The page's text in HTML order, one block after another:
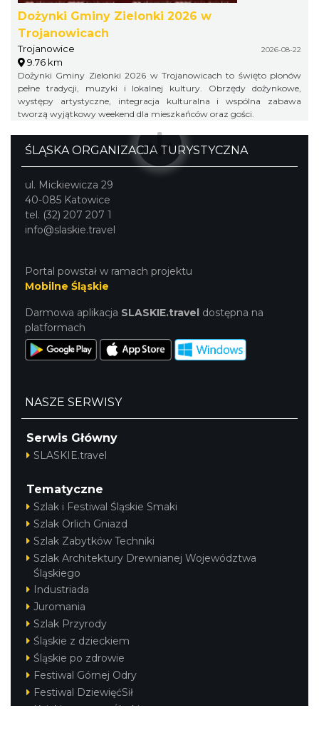
Dożynki Gminy Zielonki 2026 w
Trojanowicach
Trojanowice 2026-08-22
9.76 km
Dożynki Gminy Zielonki 2026 w Trojanowicach to święto plonów
pełne tradycji, muzyki i lokalnej kultury. Obrzędy dożynkowe,
występy artystyczne, integracja kulturalna i wspólna zabawa
tworzą wyjątkowy weekend dla mieszkańców oraz gości.
ŚLĄSKA ORGANIZACJA TURYSTYCZNA
ul. Mickiewicza 29
40-085 Katowice
tel. (32) 207 207 1
info@slaskie.travel
Portal powstał w ramach projektu
Mobilne Śląskie
Darmowa aplikacja SLASKIE.travel dostępna na
platformach
NASZE SERWISY
Serwis Główny
SLASKIE.travel
Tematyczne
Szlak i Festiwal Śląskie Smaki
Szlak Orlich Gniazd
Szlak Zabytków Techniki
Szlak Architektury Drewnianej Województwa
Śląskiego
Industriada
Juromania
Szlak Przyrody
Śląskie z dzieckiem
Śląskie po zdrowie
Festiwal Górnej Odry
Festiwal DziewięćSił
Kajakiem przez Śląskie